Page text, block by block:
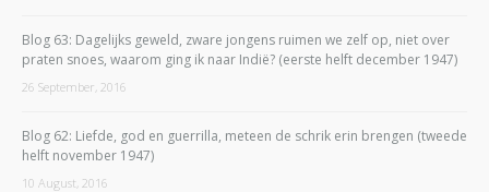
Blog 63: Dagelijks geweld, zware jongens ruimen we zelf op, niet over
praten snoes, waarom ging ik naar Indië? (eerste helft december 1947)
26 September, 2016
Blog 62: Liefde, god en guerrilla, meteen de schrik erin brengen (tweede
helft november 1947)
10 August, 2016